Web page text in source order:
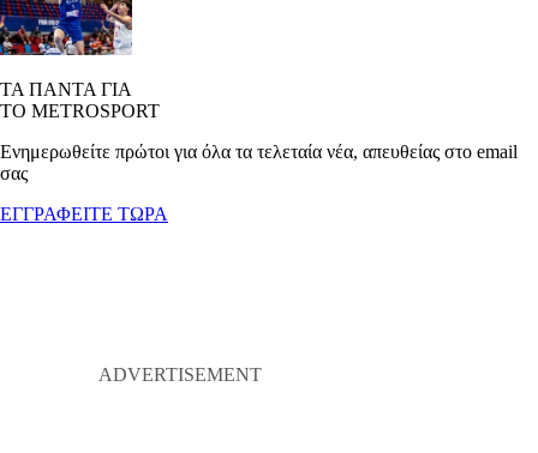
ΤΑ ΠΑΝΤΑ ΓΙΑ
ΤΟ METROSPORT
Ενημερωθείτε πρώτοι για όλα τα τελεταία νέα, απευθείας στο email
σας
ΕΓΓΡΑΦΕΙΤΕ ΤΩΡΑ